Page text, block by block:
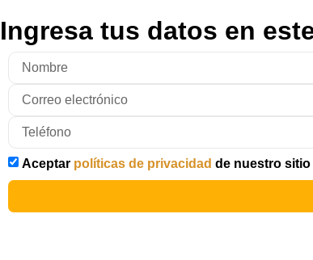
Ingresa tus datos en
Aceptar políticas de privacidad de nuestro sitio